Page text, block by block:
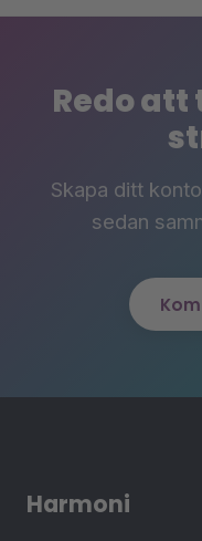
Redo
Skapa ditt
sedan
Harmoni